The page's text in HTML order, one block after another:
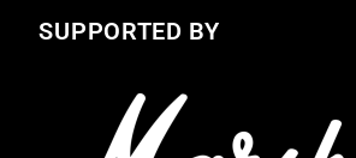
SUPPORTED BY